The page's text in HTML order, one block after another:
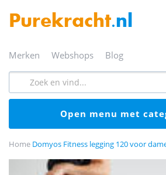
Purekracht.nl
merken webshops blog
open menu met
Home Domyos Fitness legging 120 voor